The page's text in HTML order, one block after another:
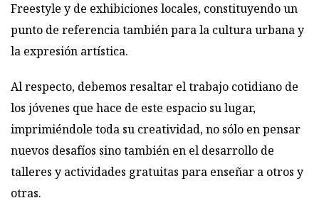
Freestyle y de exhibiciones locales, constituyendo un
punto de referencia también para la cultura urbana y
la expresión artística.
Al respecto, debemos resaltar el trabajo cotidiano de
los jóvenes que hace de este espacio su lugar,
imprimiéndole toda su creatividad, no sólo en pensar
nuevos desafíos sino también en el desarrollo de
talleres y actividades gratuitas para enseñar a otros y
otras.